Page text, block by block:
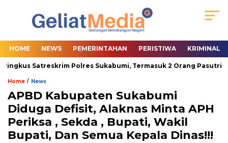
HOME NEWS PEMERINTAHAN PERISTIWA KRIMINAL
Satreskrim Polres Sukabumi, Termasuk 2 Orang Pasutri
Home / News
APBD Kabupaten Sukabumi
Diduga Defisit, Alaknas Minta APH
Periksa , Sekda , Bupati, Wakil
Bupati, Dan Semua Kepala Dinas!!!